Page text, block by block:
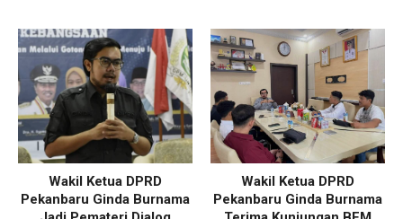
Wakil Ketua DPRD
Pekanbaru Ginda Burnama
Wakil Ketua DPRD
Pekanbaru Ginda Burnama